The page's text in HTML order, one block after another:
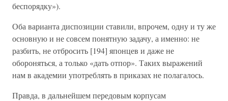
беспорядку»).
Оба варианта диспозиции ставили, впрочем, одну и ту же
основную и не совсем понятную задачу, а именно: не
разбить, не отбросить [194] японцев и даже не
обороняться, а только «дать отпор». Таких выражений
нам в академии употреблять в приказах не полагалось.
Правда, в дальнейшем передовым корпусам